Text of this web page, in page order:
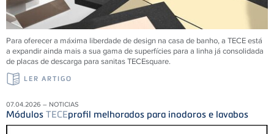
Para oferecer a máxima liberdade de design na casa de banho, a TECE está
a expandir ainda mais a sua gama de superfícies para a linha já consolidada
de placas de descarga para sanitas TECEsquare.
LER ARTIGO
07.04.2026 – NOTICIAS
Módulos TECEprofil melhorados para inodoros e lavabos